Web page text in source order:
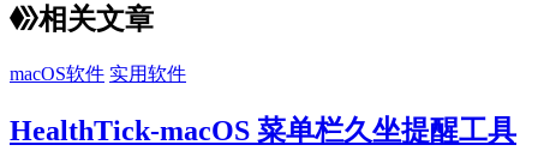
相关文章
macOS软件 实用软件
HealthTick-macOS 菜单栏久坐提醒工具